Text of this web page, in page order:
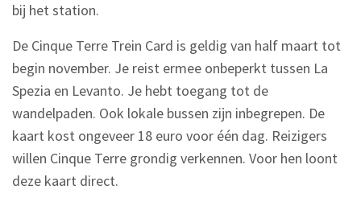
bij het station.
De Cinque Terre Trein Card is geldig van half maart tot
begin november. Je reist ermee onbeperkt tussen La
Spezia en Levanto. Je hebt toegang tot de
wandelpaden. Ook lokale bussen zijn inbegrepen. De
kaart kost ongeveer 18 euro voor één dag. Reizigers
willen Cinque Terre grondig verkennen. Voor hen loont
deze kaart direct.